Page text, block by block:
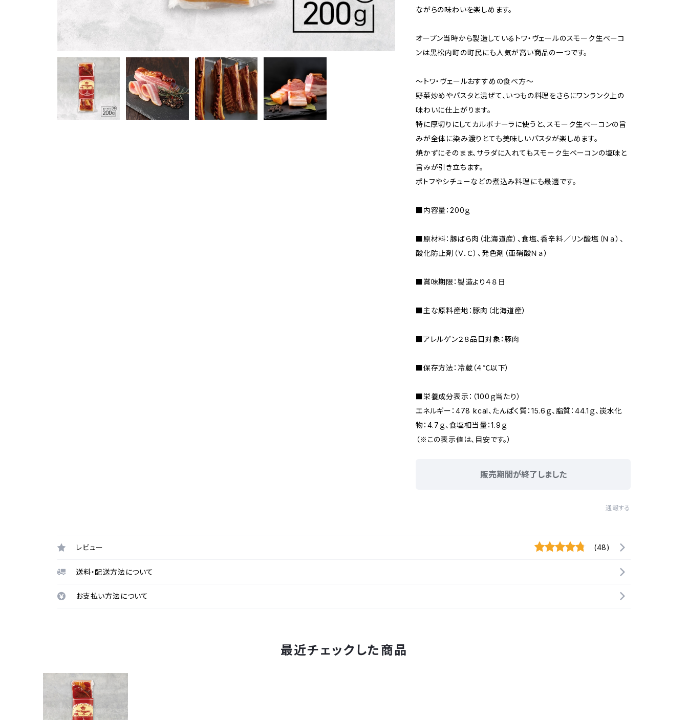
ながらの味わいを楽しめます。
オープン当時から製造しているトワ・ヴェールのスモーク生ベーコ
ンは黒松内町の町民にも人気が高い商品の一つです。
～トワ・ヴェールおすすめの食べ方～
野菜炒めやパスタと混ぜて、いつもの料理をさらにワンランク上の
味わいに仕上がります。
特に厚切りにしてカルボナーラに使うと、スモーク生ベーコンの旨
みが全体に染み渡りとても美味しいパスタが楽しめます。
焼かずにそのまま、サラダに入れてもスモーク生ベーコンの塩味と
旨みが引き立ちます。
ポトフやシチューなどの煮込み料理にも最適です。
■内容量：200ｇ
■原材料：豚ばら肉（北海道産）、食塩、香辛料／リン酸塩（Ｎａ）、
酸化防止剤（Ｖ．Ｃ）、発色剤（亜硝酸Ｎａ）
■賞味期限：製造より４８日
■主な原料産地：豚肉（北海道産）
■アレルゲン２８品目対象：豚肉
■保存方法：冷蔵（４℃以下）
■栄養成分表示：（100ｇ当たり）
エネルギー：478 kcal、たんぱく質：15.6ｇ、脂質：44.1ｇ、炭水化
物：4.7ｇ、食塩相当量：1.9ｇ
（※この表示値は、目安です。）
販売期間が終了しました
通報する
レビュー (48)
送料・配送方法について
お支払い方法について
最近チェックした商品